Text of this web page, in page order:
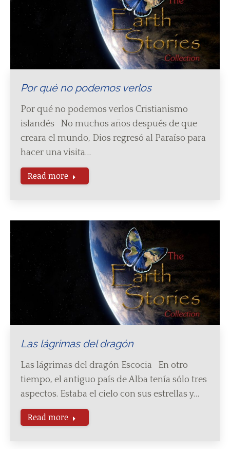
Por qué no podemos verlos
Por qué no podemos verlos Cristianismo
islandés No muchos años después de que
creara el mundo, Dios regresó al Paraíso para
hacer una visita…
Read more
Las lágrimas del dragón
Las lágrimas del dragón Escocia En otro
tiempo, el antiguo país de Alba tenía sólo tres
aspectos. Estaba el cielo con sus estrellas y…
Read more